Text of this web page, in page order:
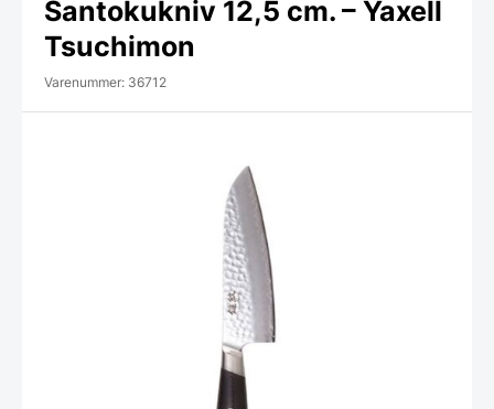
Santokukniv 12,5 cm. – Yaxell
Tsuchimon
Varenummer: 36712